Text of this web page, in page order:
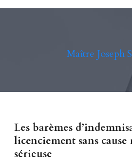
Maître Joseph
Les barèmes
licenciement sans
sérieuse